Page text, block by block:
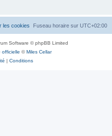
Fuseau horaire sur UTC+02:00
les cookies
Software © phpBB Limited
officielle ©Miles Cellar
| Conditions